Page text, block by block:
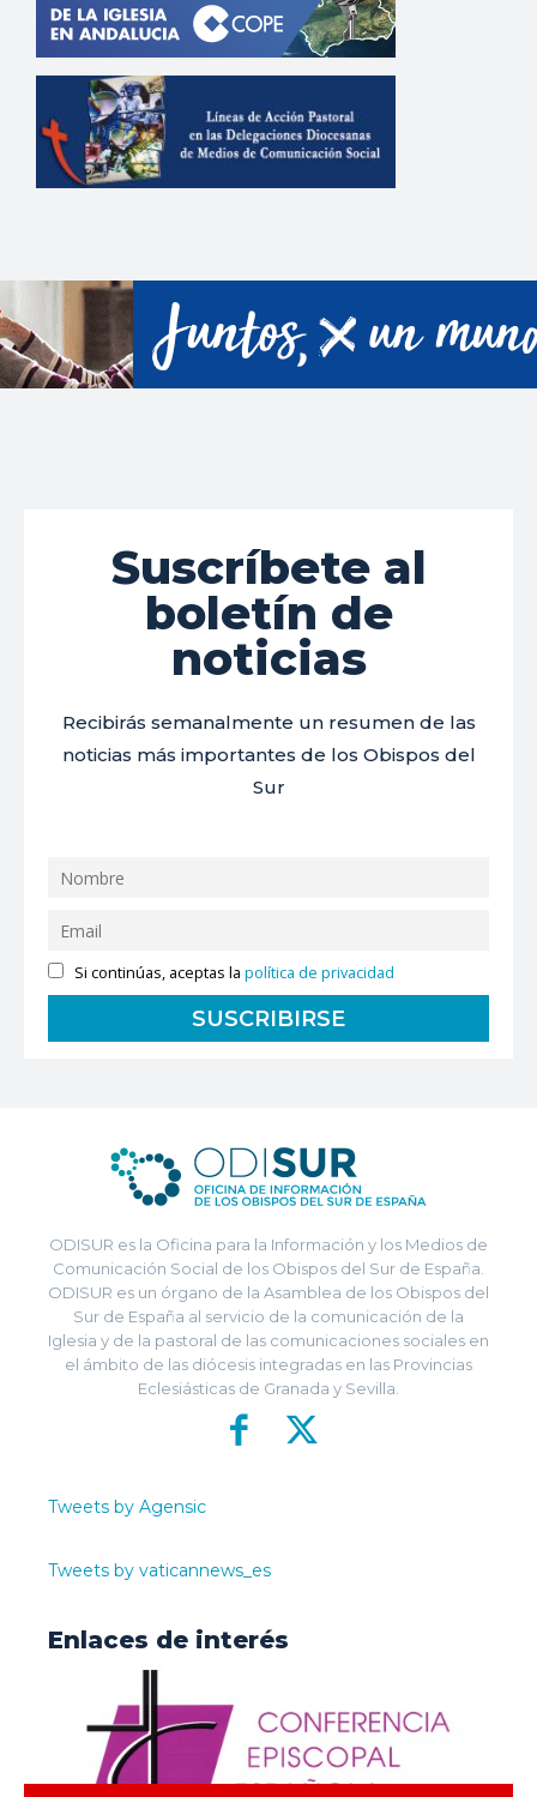
Suscríbete al
boletín de
noticias
Recibirás semanalmente un resumen de las
noticias más importantes de los Obispos del
Sur
Si continúas, aceptas lapolítica de privacidad
ODISUR es la Oficina para la Información y los Medios de
Comunicación Social de los Obispos del Sur de España.
ODISUR es un órgano de la Asamblea de los Obispos del
Sur de España al servicio de la comunicación de la
Iglesia y de la pastoral de las comunicaciones sociales en
el ámbito de las diócesis integradas en las Provincias
Eclesiásticas de Granada y Sevilla.
Tweets by Agensic
Tweets by vaticannews_es
Enlaces de interés